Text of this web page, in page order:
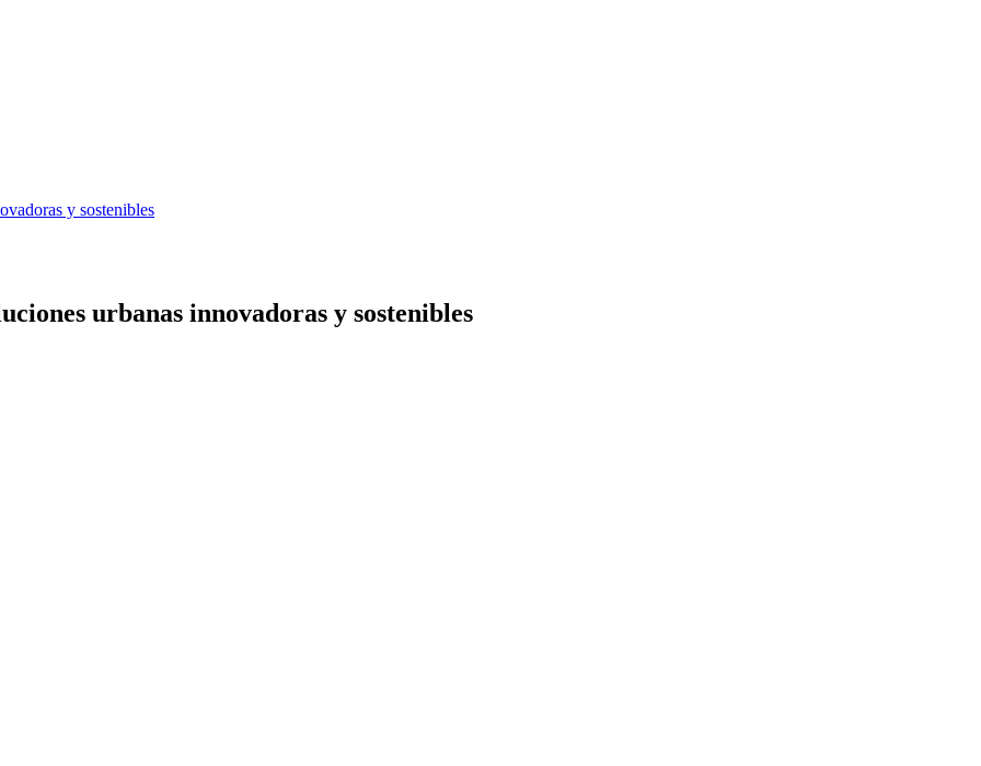
y sostenibles
urbanas innovadoras y sostenibles